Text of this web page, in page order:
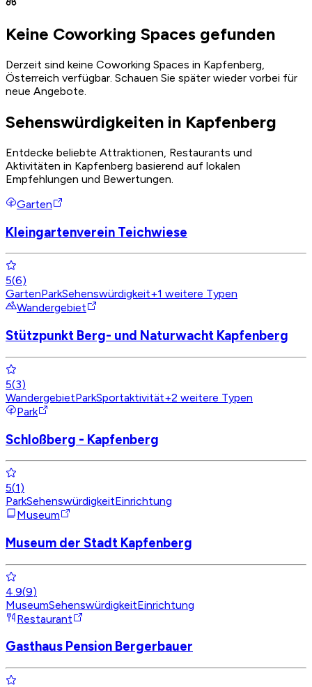
Keine Coworking Spaces gefunden
Derzeit sind keine Coworking Spaces in Kapfenberg,
Österreich verfügbar. Schauen Sie später wieder vorbei für
neue Angebote.
Sehenswürdigkeiten in Kapfenberg
Entdecke beliebte Attraktionen, Restaurants und
Aktivitäten in Kapfenberg basierend auf lokalen
Empfehlungen und Bewertungen.
Garten
Kleingartenverein Teichwiese
5(6)
GartenParkSehenswürdigkeit+1 weitere Typen
Wandergebiet
Stützpunkt Berg- und Naturwacht Kapfenberg
5(3)
WandergebietParkSportaktivität+2 weitere Typen
Park
Schloßberg - Kapfenberg
5(1)
ParkSehenswürdigkeitEinrichtung
Museum
Museum der Stadt Kapfenberg
4.9(9)
MuseumSehenswürdigkeitEinrichtung
Restaurant
Gasthaus Pension Bergerbauer